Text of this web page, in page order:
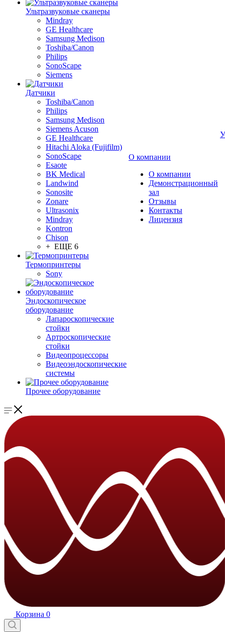
Ультразвуковые сканеры
Mindray
GE Healthcare
Samsung Medison
Toshiba/Canon
Philips
SonoScape
Siemens
Датчики
Toshiba/Canon
Philips
Samsung Medison
Siemens Acuson
GE Healthcare
Hitachi Aloka (Fujifilm)
SonoScape
Esaote
BK Medical
Landwind
Sonosite
Zonare
Ultrasonix
Mindray
Kontron
Chison
+ ЕЩЕ 6
Термопринтеры
Sony
Эндоскопическое
оборудование
Лапароскопические
стойки
Артроскопические
стойки
Видеопроцессоры
Видеоэндоскопические
системы
Прочее оборудование
О компании
О компании
Демонстрационный
зал
Отзывы
Контакты
Лицензия
Корзина 0